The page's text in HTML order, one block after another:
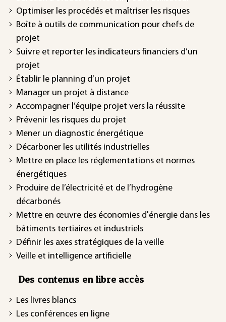
Optimiser les procédés et maîtriser les risques
Boîte à outils de communication pour chefs de
projet
Suivre et reporter les indicateurs financiers d’un
projet
Établir le planning d’un projet
Manager un projet à distance
Accompagner l’équipe projet vers la réussite
Prévenir les risques du projet
Mener un diagnostic énergétique
Décarboner les utilités industrielles
Mettre en place les réglementations et normes
énergétiques
Produire de l’électricité et de l’hydrogène
décarbonés
Mettre en œuvre des économies d'énergie dans les
bâtiments tertiaires et industriels
Définir les axes stratégiques de la veille
Veille et intelligence artificielle
Des contenus en libre accès
Les livres blancs
Les conférences en ligne